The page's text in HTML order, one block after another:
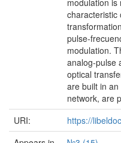
modulation
characteristic
pulse-
modulation.
analog-pulse
optical
are built in
network, are
URI:
https://